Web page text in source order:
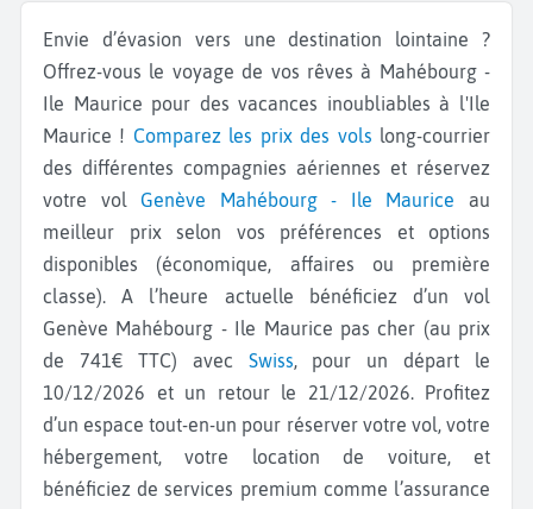
Envie d’évasion vers une destination lointaine ?
Offrez-vous le voyage de vos rêves à Mahébourg -
Ile Maurice pour des vacances inoubliables à l'Ile
Maurice ! Comparez les prix des vols long-courrier
des différentes compagnies aériennes et réservez
votre vol Genève Mahébourg - Ile Maurice au
meilleur prix selon vos préférences et options
disponibles (économique, affaires ou première
classe). A l’heure actuelle bénéficiez d’un vol
Genève Mahébourg - Ile Maurice pas cher (au prix
de 741€ TTC) avec Swiss, pour un départ le
10/12/2026 et un retour le 21/12/2026. Profitez
d’un espace tout-en-un pour réserver votre vol, votre
hébergement, votre location de voiture, et
bénéficiez de services premium comme l’assurance